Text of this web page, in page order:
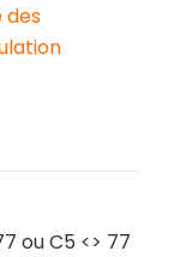
ou C5 <> 77